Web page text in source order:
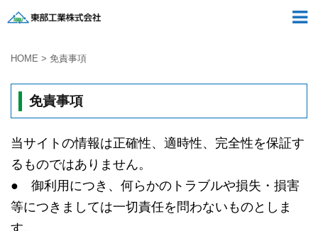
HOME > 免責事項
免責事項
当サイトの情報は正確性、適時性、完全性を保証す
るものではありません。
● 御利用につき、何らかのトラブルや損失・損害
等につきましては一切責任を問わないものとしま
す。